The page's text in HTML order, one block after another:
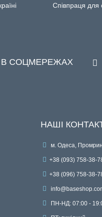
Співпраця для
СОЦМЕРЕЖАХ
НАШІ
м. Одеса,
+38 (093) 758-38-
+38 (096) 758-38-
ПН-НД: 07:00 -